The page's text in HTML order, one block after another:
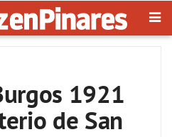
1921
de San